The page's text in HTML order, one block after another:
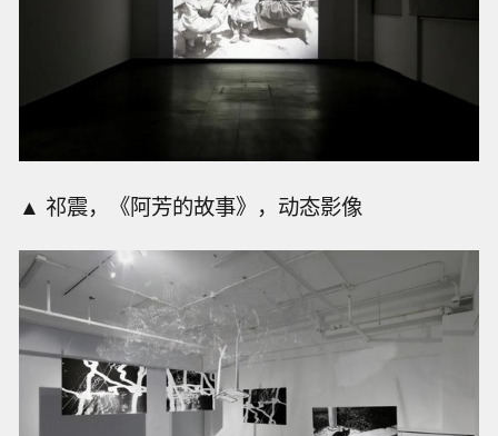
▲ 祁震，《阿芳的故事》，动态影像